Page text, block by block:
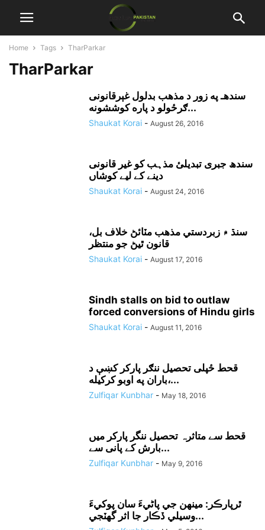
Home Tags TharParkar
TharParkar
سندهـ په زور د مذهب بدلول غېرقانونى
ګرځولو د پاره کوششونه...
Shaukat Korai - August 26, 2016
سندھ جبری تبدیلیٔ مذہب کو غیر قانونی
دینے کے لیے کوشاں
Shaukat Korai - August 24, 2016
سنڌ ۾ زبردستي مذهب مٽائڻ خلاف بل،
قانون ٿيڻ جو منتظر
Shaukat Korai - August 17, 2016
Sindh stalls on bid to outlaw
forced conversions of Hindu girls
Shaukat Korai - August 11, 2016
قحط ځپلى تحصيل ننګر پارکر کښې د
باران په اوبو کرکيله،...
Zulfiqar Kunbhar - May 18, 2016
قحط سے متاثرہ تحصیل ننگر پارکر میں
بارش کے پانی سے...
Zulfiqar Kunbhar - May 9, 2016
ٿرپارڪر: مينهن جي پاڻيءَ سان پوکيءَ
وسيلي ڏڪار جا اثر گهٽجي...